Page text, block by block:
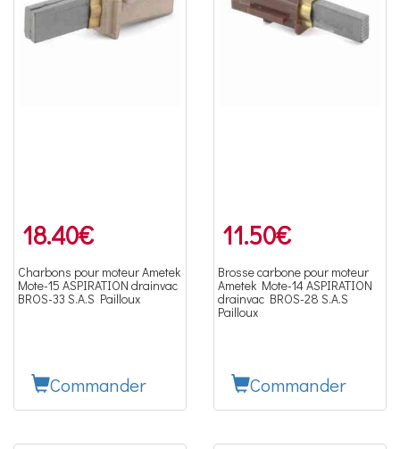
18.40€
Charbons pour moteur Ametek
Mote-15 ASPIRATION drainvac
BROS-33 S.A.S Pailloux
Commander
11.50€
Brosse carbone pour moteur
Ametek Mote-14 ASPIRATION
drainvac BROS-28 S.A.S
Pailloux
Commander